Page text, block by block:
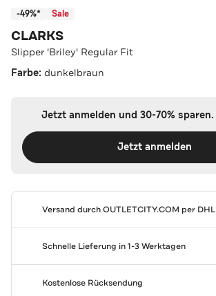
-49%* Sale
CLARKS
Slipper 'Briley' Regular Fit
Farbe: dunkelbraun
Jetzt anmelden und 30-70% sparen.
Jetzt anmelden
Versand durchOUTLETCITY.COM per DHL
Schnelle Lieferung in 1-3 Werktagen
Kostenlose Rücksendung